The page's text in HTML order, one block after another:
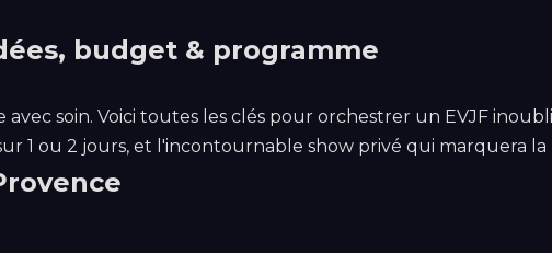
budget & programme
soin. Voici toutes les clés pour orchestrer un EVJF
1 ou 2 jours, et l'incontournable show privé qui marquera la